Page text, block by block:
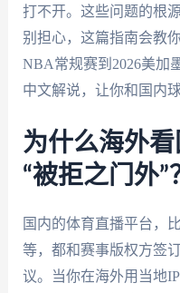
打不开。这些问题的根
别担心，这篇指南会教
NBA常规赛到2026美加
中文解说，让你和国内
为什么海外
“被拒之门外”
国内的体育直播平台，
等，都和赛事版权方签
议。当你在海外用当地